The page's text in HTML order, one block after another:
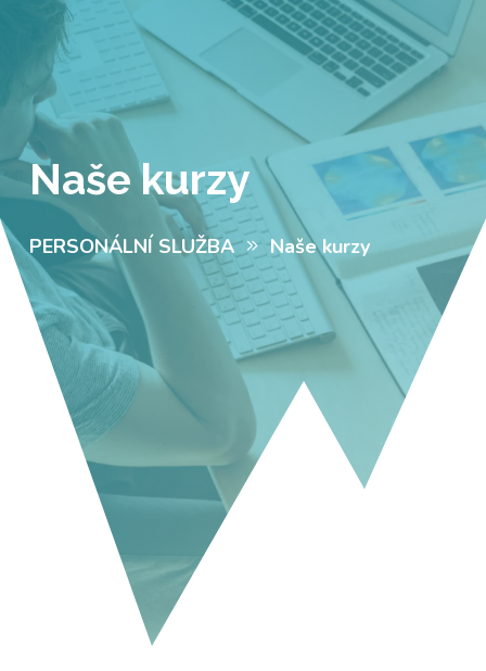
Naše kurzy
PERSONÁLNÍ SLUŽBA Naše kurzy